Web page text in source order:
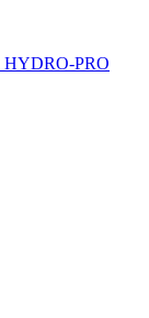
HYDRO-PRO